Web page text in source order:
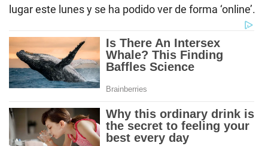
lugar este lunes y se ha podido ver de forma ‘online’.